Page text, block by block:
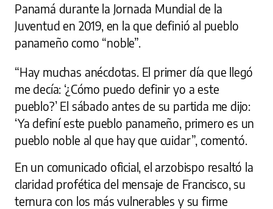
Panamá durante la Jornada Mundial de la
Juventud en 2019, en la que definió al pueblo
panameño como “noble”.
“Hay muchas anécdotas. El primer día que llegó
me decía: ‘¿Cómo puedo definir yo a este
pueblo?’ El sábado antes de su partida me dijo:
‘Ya definí este pueblo panameño, primero es un
pueblo noble al que hay que cuidar”, comentó.
En un comunicado oficial, el arzobispo resaltó la
claridad profética del mensaje de Francisco, su
ternura con los más vulnerables y su firme